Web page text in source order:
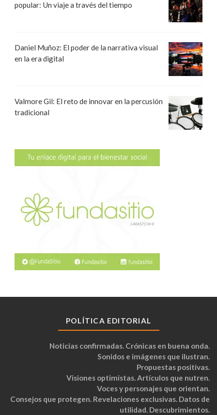
popular: Un viaje a través del tiempo
Daniel Muñoz: El poder de la narrativa visual
en la era digital
Valmore Gil: El reto de innovar en la percusión
tradicional
POLÍTICA EDITORIAL
Noticias confirmadas. Crónicas en buena onda.
Sonidos e imágenes que ilustran.
Propuestas positivas.
Visiones optimistas. Artículos que nutren.
Voces y personajes que orientan.
Consejos que protegen. Revelaciones exclusivas. Datos de
utilidad. Descubrimientos.